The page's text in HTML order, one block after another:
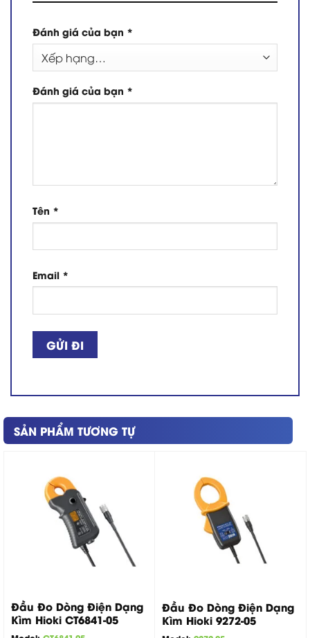
Đánh giá của bạn *
Đánh giá của bạn *
Tên *
Email *
SẢN PHẨM TƯƠNG TỰ
Đầu Đo Dòng Điện Dạng
Kìm Hioki CT6841-05
Đầu Đo Dòng Điện Dạng
Kìm Hioki 9272-05